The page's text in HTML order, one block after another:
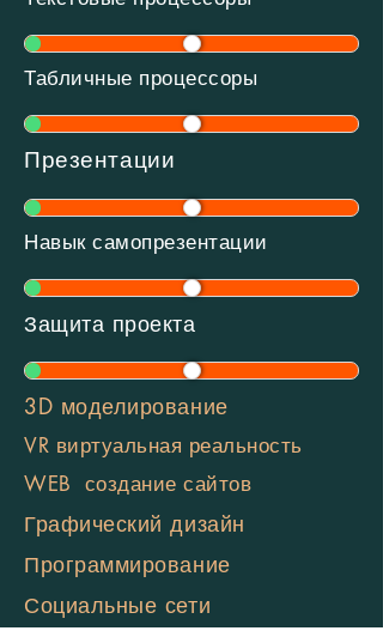
Табличные процессоры
Презентации
Навык самопрезентации
Защита проекта
3D моделирование
VR виртуальная реальность
WEB создание сайтов
Графический дизайн
Программирование
Социальные сети